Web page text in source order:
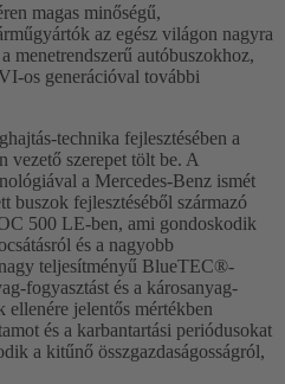
magas minőségű,
az egész világon nagyra
menetrendszerű autóbuszokhoz,
os generációval további
technika fejlesztésében a
vezető szerepet tölt be. A
a Mercedes-Benz ismét
buszok fejlesztéséből származó
500 LE-ben, ami gondoskodik
és a nagyobb
teljesítményű BlueTEC®-
fogyasztást és a károsanyag-
jelentős mértékben
és a karbantartási periódusokat
a kitűnő összgazdaságosságról,